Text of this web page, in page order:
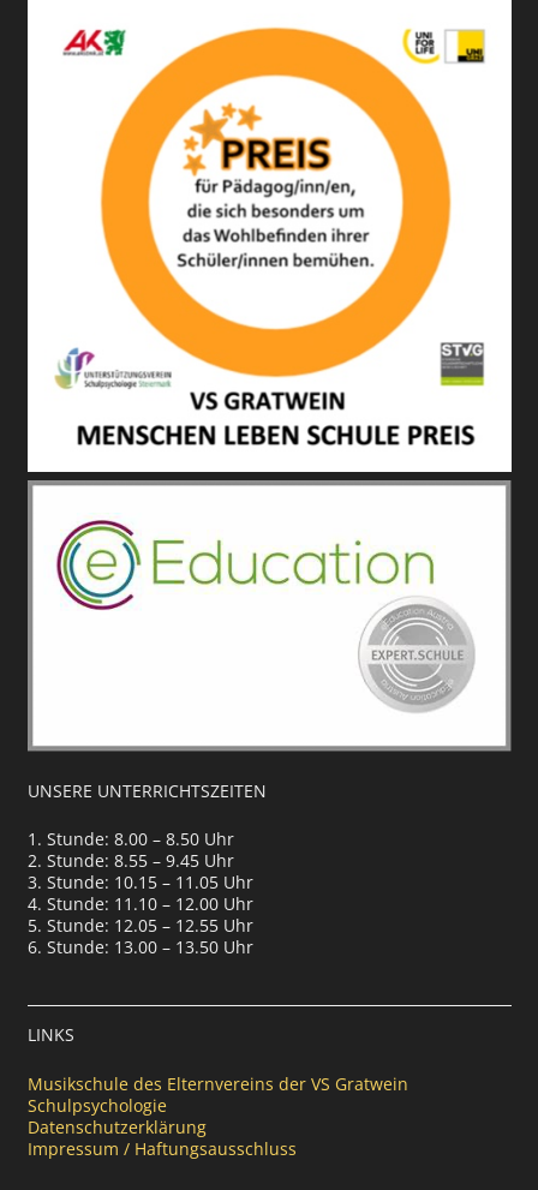
UNSERE UNTERRICHTSZEITEN
1. Stunde: 8.00 – 8.50 Uhr
2. Stunde: 8.55 – 9.45 Uhr
3. Stunde: 10.15 – 11.05 Uhr
4. Stunde: 11.10 – 12.00 Uhr
5. Stunde: 12.05 – 12.55 Uhr
6. Stunde: 13.00 – 13.50 Uhr
LINKS
Musikschule des Elternvereins der VS Gratwein
Schulpsychologie
Datenschutzerklärung
Impressum / Haftungsausschluss